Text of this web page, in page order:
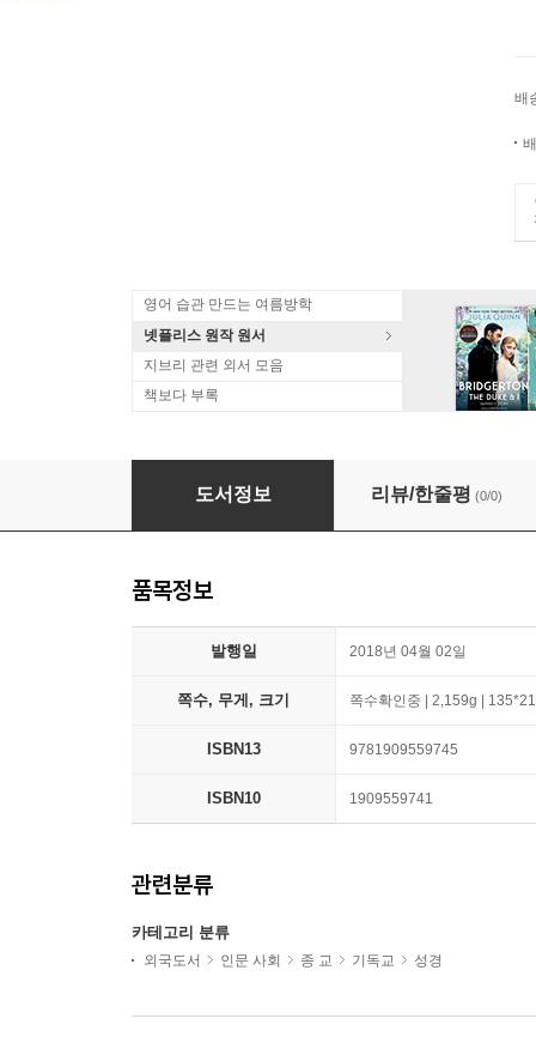
배
영어 습관 만드는 여름방학
넷플리스 원작 원서
지브리 관련 외서 모음
책보다 부록
Micah for You: Acting Justly, Loving Mercy
도서정보 리뷰/한줄평 (0/0)
품목정보
발행일 2018년 04월 02일
쪽수, 무게, 크기 쪽수확인중 | 2,159g |
ISBN13 9781909559745
ISBN10 1909559741
관련분류
카테고리 분류
외국도서 인문 사회 종 교 기독교 성경